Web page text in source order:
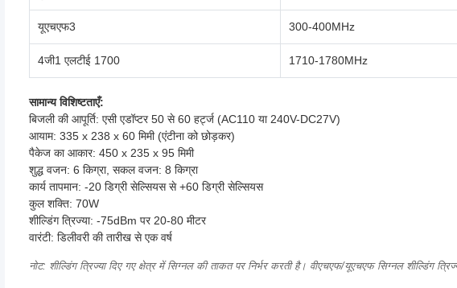
यूएचएफ3 300-400MHz
4जी1 एलटीई 1700 1710-1780MHz
सामान्य विशिष्टताएँ:
बिजली की आपूर्ति: एसी एडॉप्टर 50 से 60 हर्ट्ज (AC110 या 240V-DC27V)
आयाम: 335 x 238 x 60 मिमी (एंटीना को छोड़कर)
पैकेज का आकार: 450 x 235 x 95 मिमी
शुद्ध वजन: 6 किग्रा, सकल वजन: 8 किग्रा
कार्य तापमान: -20 डिग्री सेल्सियस से +60 डिग्री सेल्सियस
कुल शक्ति: 70W
शील्डिंग त्रिज्या: -75dBm पर 20-80 मीटर
वारंटी: डिलीवरी की तारीख से एक वर्ष
नोट: शील्डिंग त्रिज्या दिए गए क्षेत्र में सिग्नल की ताकत पर निर्भर करती है। वीएचएफ/यूएचएफ सिग्नल शील्डिंग